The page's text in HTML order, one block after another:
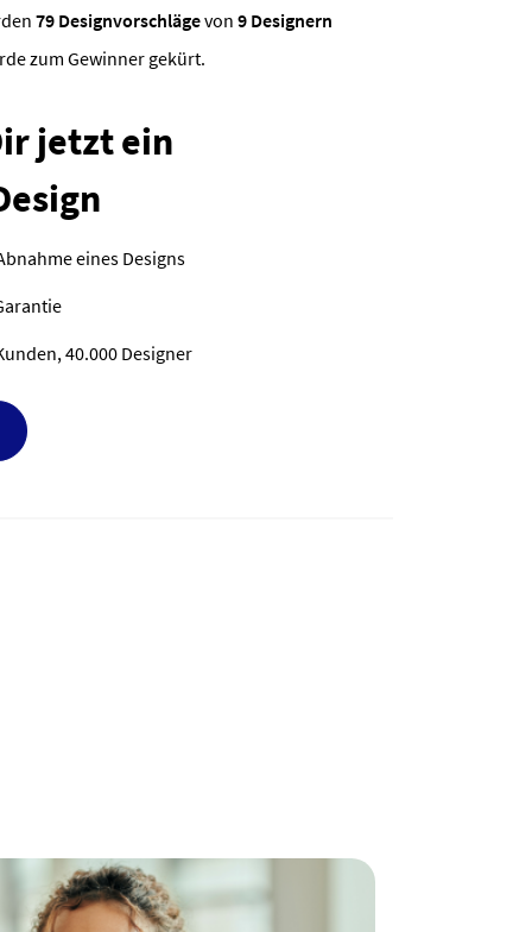
79 Designvorschlägevon 9 Designern
zum Gewinner gekürt.
jetzt ein
eines Designs
40.000 Designer